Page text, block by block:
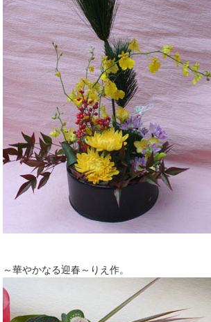
～華やかなる迎春～りえ作。